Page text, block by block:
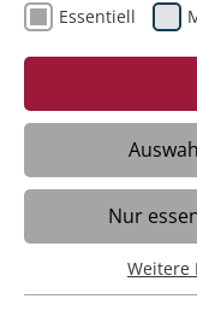
Essentiell
Nur
Essentiell
Essentielle
Weitere